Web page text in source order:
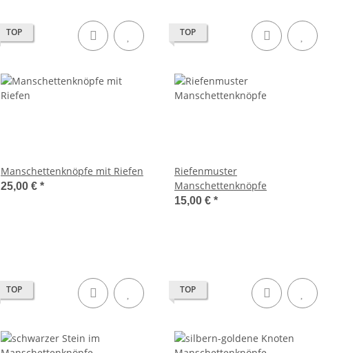
TOP
Manschettenknöpfe mit Riefen
25,00 € *
TOP
Riefenmuster
Manschettenknöpfe
15,00 € *
TOP TOP